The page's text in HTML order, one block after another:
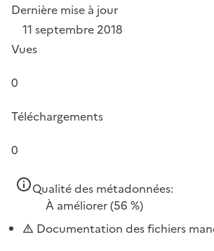
Dernière mise à jour
11 septembre 2018
Vues
0
Téléchargements
0
Qualité des métadonnées:
À améliorer(56 %)
Documentation des fichiers